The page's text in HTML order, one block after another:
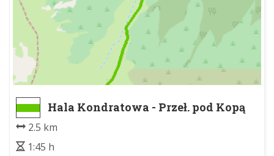
Hala Kondratowa - Przeł. pod Kopą
2.5 km
1:45 h